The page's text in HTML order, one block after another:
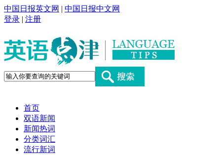
中国日报英文网 | 中国日报中文网
登录 | 注册
首页
双语新闻
新闻热词
分类词汇
流行新词